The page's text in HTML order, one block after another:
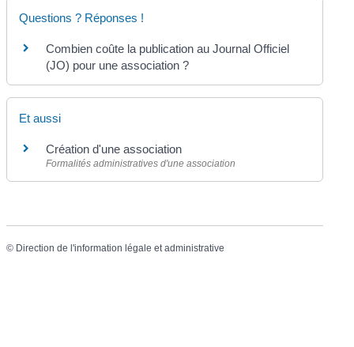
Questions ? Réponses !
Combien coûte la publication au Journal Officiel
(JO) pour une association ?
Et aussi
Création d'une association
Formalités administratives d'une association
© Direction de l'information légale et administrative